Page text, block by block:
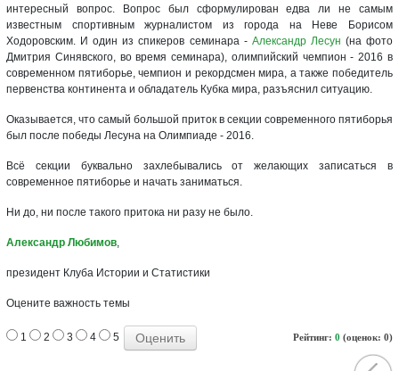
интересный вопрос. Вопрос был сформулирован едва ли не самым
известным спортивным журналистом из города на Неве Борисом
Ходоровским. И один из спикеров семинара - Александр Лесун (на фото
Дмитрия Синявского, во время семинара), олимпийский чемпион - 2016 в
современном пятиборье, чемпион и рекордсмен мира, а также победитель
первенства континента и обладатель Кубка мира, разъяснил ситуацию.
Оказывается, что самый большой приток в секции современного пятиборья
был после победы Лесуна на Олимпиаде - 2016.
Всё секции буквально захлебывались от желающих записаться в
современное пятиборье и начать заниматься.
Ни до, ни после такого притока ни разу не было.
Александр Любимов,
президент Клуба Истории и Статистики
Оцените важность темы
Рейтинг: 0 (оценок: 0)
1 2 3 4 5